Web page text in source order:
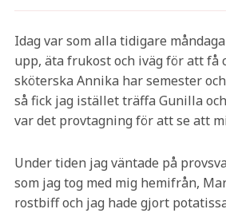
Idag var som alla tidigare
upp, äta frukost och iväg för att få
sköterska Annika har semester
så fick jag istället träffa Gunilla
var det provtagning för att se att
Under tiden jag väntade på
som jag tog med mig hemifrån,
rostbiff och jag hade gjort